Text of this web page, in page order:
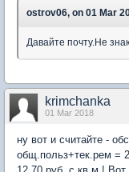
ostrov06, on 01 Mar
Давайте почту.Не
krimchanka
01 Mar 2018
ну вот и считайте -
общ.польз+тек.рем =